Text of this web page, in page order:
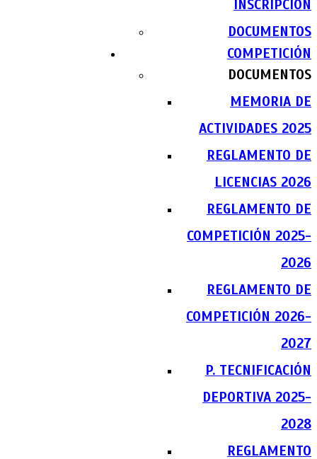
INSCRIPCIÓN
DOCUMENTOS
COMPETICIÓN
DOCUMENTOS
MEMORIA DE
ACTIVIDADES 2025
REGLAMENTO DE
LICENCIAS 2026
REGLAMENTO DE
COMPETICIÓN 2025-
2026
REGLAMENTO DE
COMPETICIÓN 2026-
2027
P. TECNIFICACIÓN
DEPORTIVA 2025-
2028
REGLAMENTO